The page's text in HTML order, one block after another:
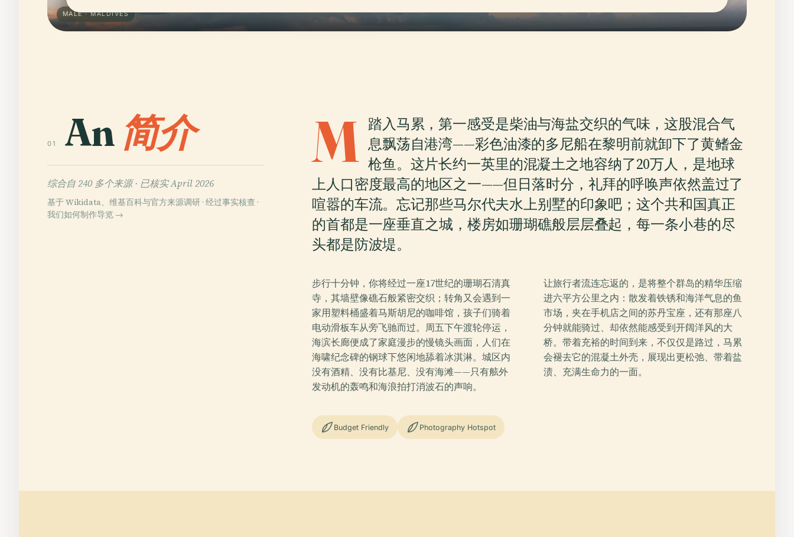
MALÉ · MALDIVES
01 An 简介
综合自 240 多个来源 · 已核实 April 2026
基于 Wikidata、维基百科与官方来源调研 · 经过事实核查 ·
我们如何制作导览 →
M 踏入马累，第一感受是柴油与海盐交织的气味，这股混合气
息飘荡自港湾——彩色油漆的多尼船在黎明前就卸下了黄鳍金
枪鱼。这片长约一英里的混凝土之地容纳了20万人，是地球
上人口密度最高的地区之一——但日落时分，礼拜的呼唤声依然盖过了
喧嚣的车流。忘记那些马尔代夫水上别墅的印象吧；这个共和国真正
的首都是一座垂直之城，楼房如珊瑚礁般层层叠起，每一条小巷的尽
头都是防波堤。
步行十分钟，你将经过一座17世纪的珊瑚石清真
寺，其墙壁像礁石般紧密交织；转角又会遇到一
家用塑料桶盛着马斯胡尼的咖啡馆，孩子们骑着
电动滑板车从旁飞驰而过。周五下午渡轮停运，
海滨长廊便成了家庭漫步的慢镜头画面，人们在
海啸纪念碑的钢球下悠闲地舔着冰淇淋。城区内
没有酒精、没有比基尼、没有海滩——只有舷外
发动机的轰鸣和海浪拍打消波石的声响。
让旅行者流连忘返的，是将整个群岛的精华压缩
进六平方公里之内：散发着铁锈和海洋气息的鱼
市场，夹在手机店之间的苏丹宝座，还有那座八
分钟就能骑过、却依然能感受到开阔洋风的大
桥。带着充裕的时间到来，不仅仅是路过，马累
会褪去它的混凝土外壳，展现出更松弛、带着盐
渍、充满生命力的一面。
Budget Friendly Photography Hotspot